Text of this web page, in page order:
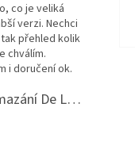
co je veliká
verzi. Nechci
přehled kolik
chválím.
i doručení ok.
Priessnitz Kloubní mazání De Luxe, 200ml
5 hvězdiček.